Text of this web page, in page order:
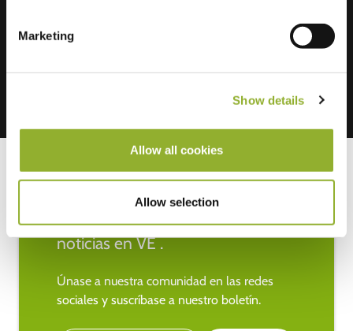
Marketing
Show details
Allow all cookies
Allow selection
Manténgase al día de las últimas
noticias en VE .
Únase a nuestra comunidad en las redes
sociales y suscríbase a nuestro boletín.